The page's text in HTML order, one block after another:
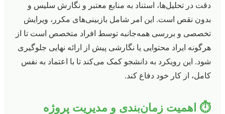
دقت در تحلیل‌ها، استناد به منابع معتبر و نگارش سلیس و
بدون نقص است. این امر شامل بازبینی‌های مکرر، ویرایش
تخصصی و بررسی همه‌جانبه توسط افراد متخصص است تا از
هرگونه ایراد محتوایی یا نگارشی پیش از ارائه نهایی جلوگیری
شود. این رویکرد به دانشجو کمک می‌کند تا با اعتماد به نفس
کامل، از کار خود دفاع کند.
⏱️ اهمیت زمان‌بندی و مدیریت پروژه